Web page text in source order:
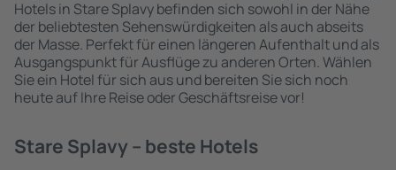
Hotels in Stare Splavy befinden sich sowohl in der Nähe
der beliebtesten Sehenswürdigkeiten als auch abseits
der Masse. Perfekt für einen längeren Aufenthalt und als
Ausgangspunkt für Ausflüge zu anderen Orten. Wählen
Sie ein Hotel für sich aus und bereiten Sie sich noch
heute auf Ihre Reise oder Geschäftsreise vor!
Stare Splavy – beste Hotels